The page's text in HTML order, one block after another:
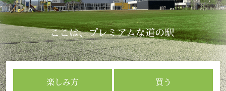
楽しみ方 買う